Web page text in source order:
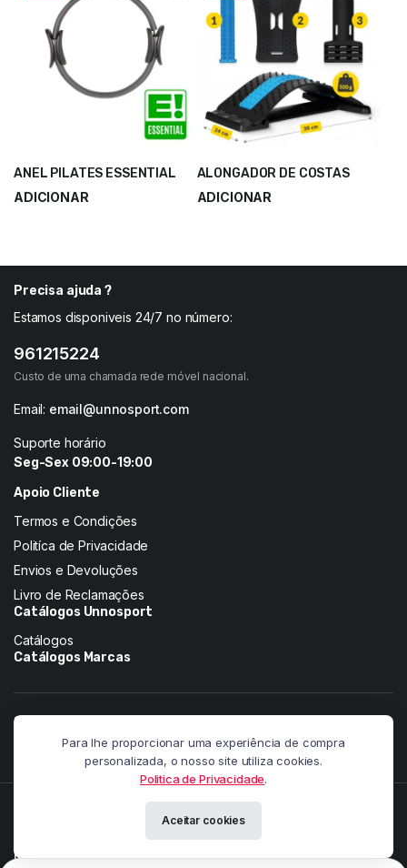
ANEL PILATES ESSENTIAL
ADICIONAR
ALONGADOR DE COSTAS
ADICIONAR
Precisa ajuda ?
Estamos disponiveis 24/7 no número:
961215224
Custo de uma chamada rede móvel nacional.
Email: email@unnosport.com
Suporte horário
Seg-Sex 09:00-19:00
Apoio Cliente
Termos e Condições
Politíca de Privacidade
Envios e Devoluções
Livro de Reclamações
Catálogos Unnosport
Catálogos
Catálogos Marcas
Siga-nos nas redes:
Meios de pagamento:
Para lhe proporcionar uma experiência de compra
personalizada, o nosso site utiliza cookies.
Politica de Privacidade.
Aceitar cookies